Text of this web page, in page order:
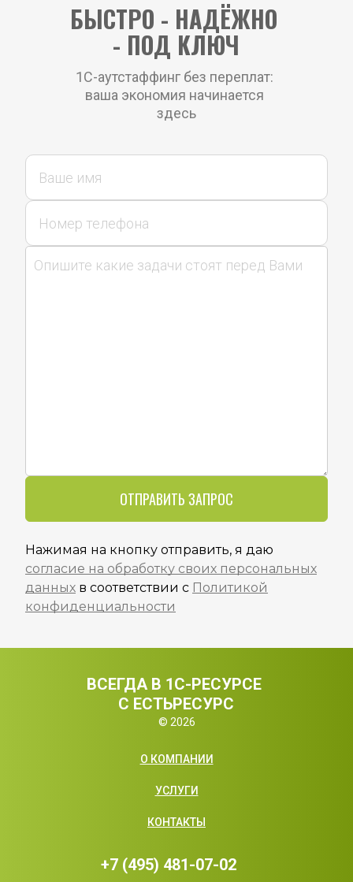
БЫСТРО - НАДЁЖНО
- ПОД КЛЮЧ
1С-аутстаффинг без переплат:
ваша экономия начинается
здесь
ОТПРАВИТЬ ЗАПРОС
Нажимая на кнопку отправить, я даю
согласие на обработку своих персональных
данных в соответствии с Политикой
конфиденциальности
© 2026
ВСЕГДА В 1С-РЕСУРСЕ
С ЕСТЬРЕСУРС
+7 (495) 481-07-02
О КОМПАНИИ
УСЛУГИ
КОНТАКТЫ